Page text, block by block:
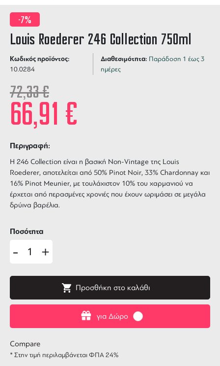
-7%
Louis Roederer 246 Collection 750ml
Κωδικός προϊόντος:
10.0284
Διαθεσιμότητα: Παράδοση 1 έως 3
ημέρες
72,33€
66,91 €
Περιγραφή:
Η 246 Collection είναι η βασική Non-Vintage της Louis
Roederer, αποτελείται από 50% Pinot Noir, 33% Chardonnay και
16% Pinot Meunier, με τουλάχιστον 10% του χαρμανιού να
έρχεται από περασμένες χρονιές που έχουν ωριμάσει σε μεγάλα
δρύινα βαρέλια.
για Δώρο
Ποσότητα
- +
Προσθήκη στο καλάθι
Compare
* Στην τιμή περιλαμβάνεται ΦΠΑ 24%